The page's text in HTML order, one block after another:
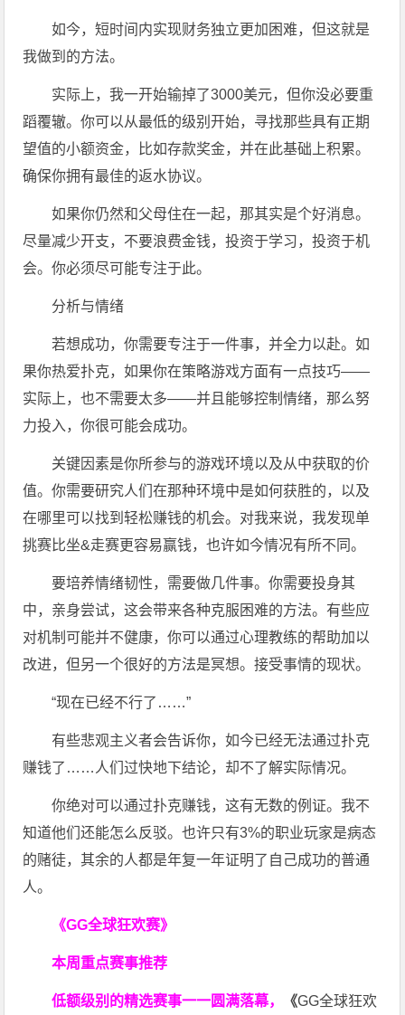
如今，短时间内实现财务独立更加困难，但这就是
我做到的方法。
实际上，我一开始输掉了3000美元，但你没必要重
蹈覆辙。你可以从最低的级别开始，寻找那些具有正期
望值的小额资金，比如存款奖金，并在此基础上积累。
确保你拥有最佳的返水协议。
如果你仍然和父母住在一起，那其实是个好消息。
尽量减少开支，不要浪费金钱，投资于学习，投资于机
会。你必须尽可能专注于此。
分析与情绪
若想成功，你需要专注于一件事，并全力以赴。如
果你热爱扑克，如果你在策略游戏方面有一点技巧——
实际上，也不需要太多——并且能够控制情绪，那么努
力投入，你很可能会成功。
关键因素是你所参与的游戏环境以及从中获取的价
值。你需要研究人们在那种环境中是如何获胜的，以及
在哪里可以找到轻松赚钱的机会。对我来说，我发现单
挑赛比坐&走赛更容易赢钱，也许如今情况有所不同。
要培养情绪韧性，需要做几件事。你需要投身其
中，亲身尝试，这会带来各种克服困难的方法。有些应
对机制可能并不健康，你可以通过心理教练的帮助加以
改进，但另一个很好的方法是冥想。接受事情的现状。
“现在已经不行了……”
有些悲观主义者会告诉你，如今已经无法通过扑克
赚钱了……人们过快地下结论，却不了解实际情况。
你绝对可以通过扑克赚钱，这有无数的例证。我不
知道他们还能怎么反驳。也许只有3%的职业玩家是病态
的赌徒，其余的人都是年复一年证明了自己成功的普通
人。
《GG全球狂欢赛》
本周重点赛事推荐
低额级别的精选赛事一一圆满落幕， 《GG全球狂欢